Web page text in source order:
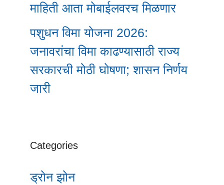
माहिती आता मोबाईलवरच मिळणार
पशुधन विमा योजना 2026:
जनावरांचा विमा काढण्यासाठी राज्य
सरकारची मोठी घोषणा; शासन निर्णय
जारी
Categories
ड्रोन झोन